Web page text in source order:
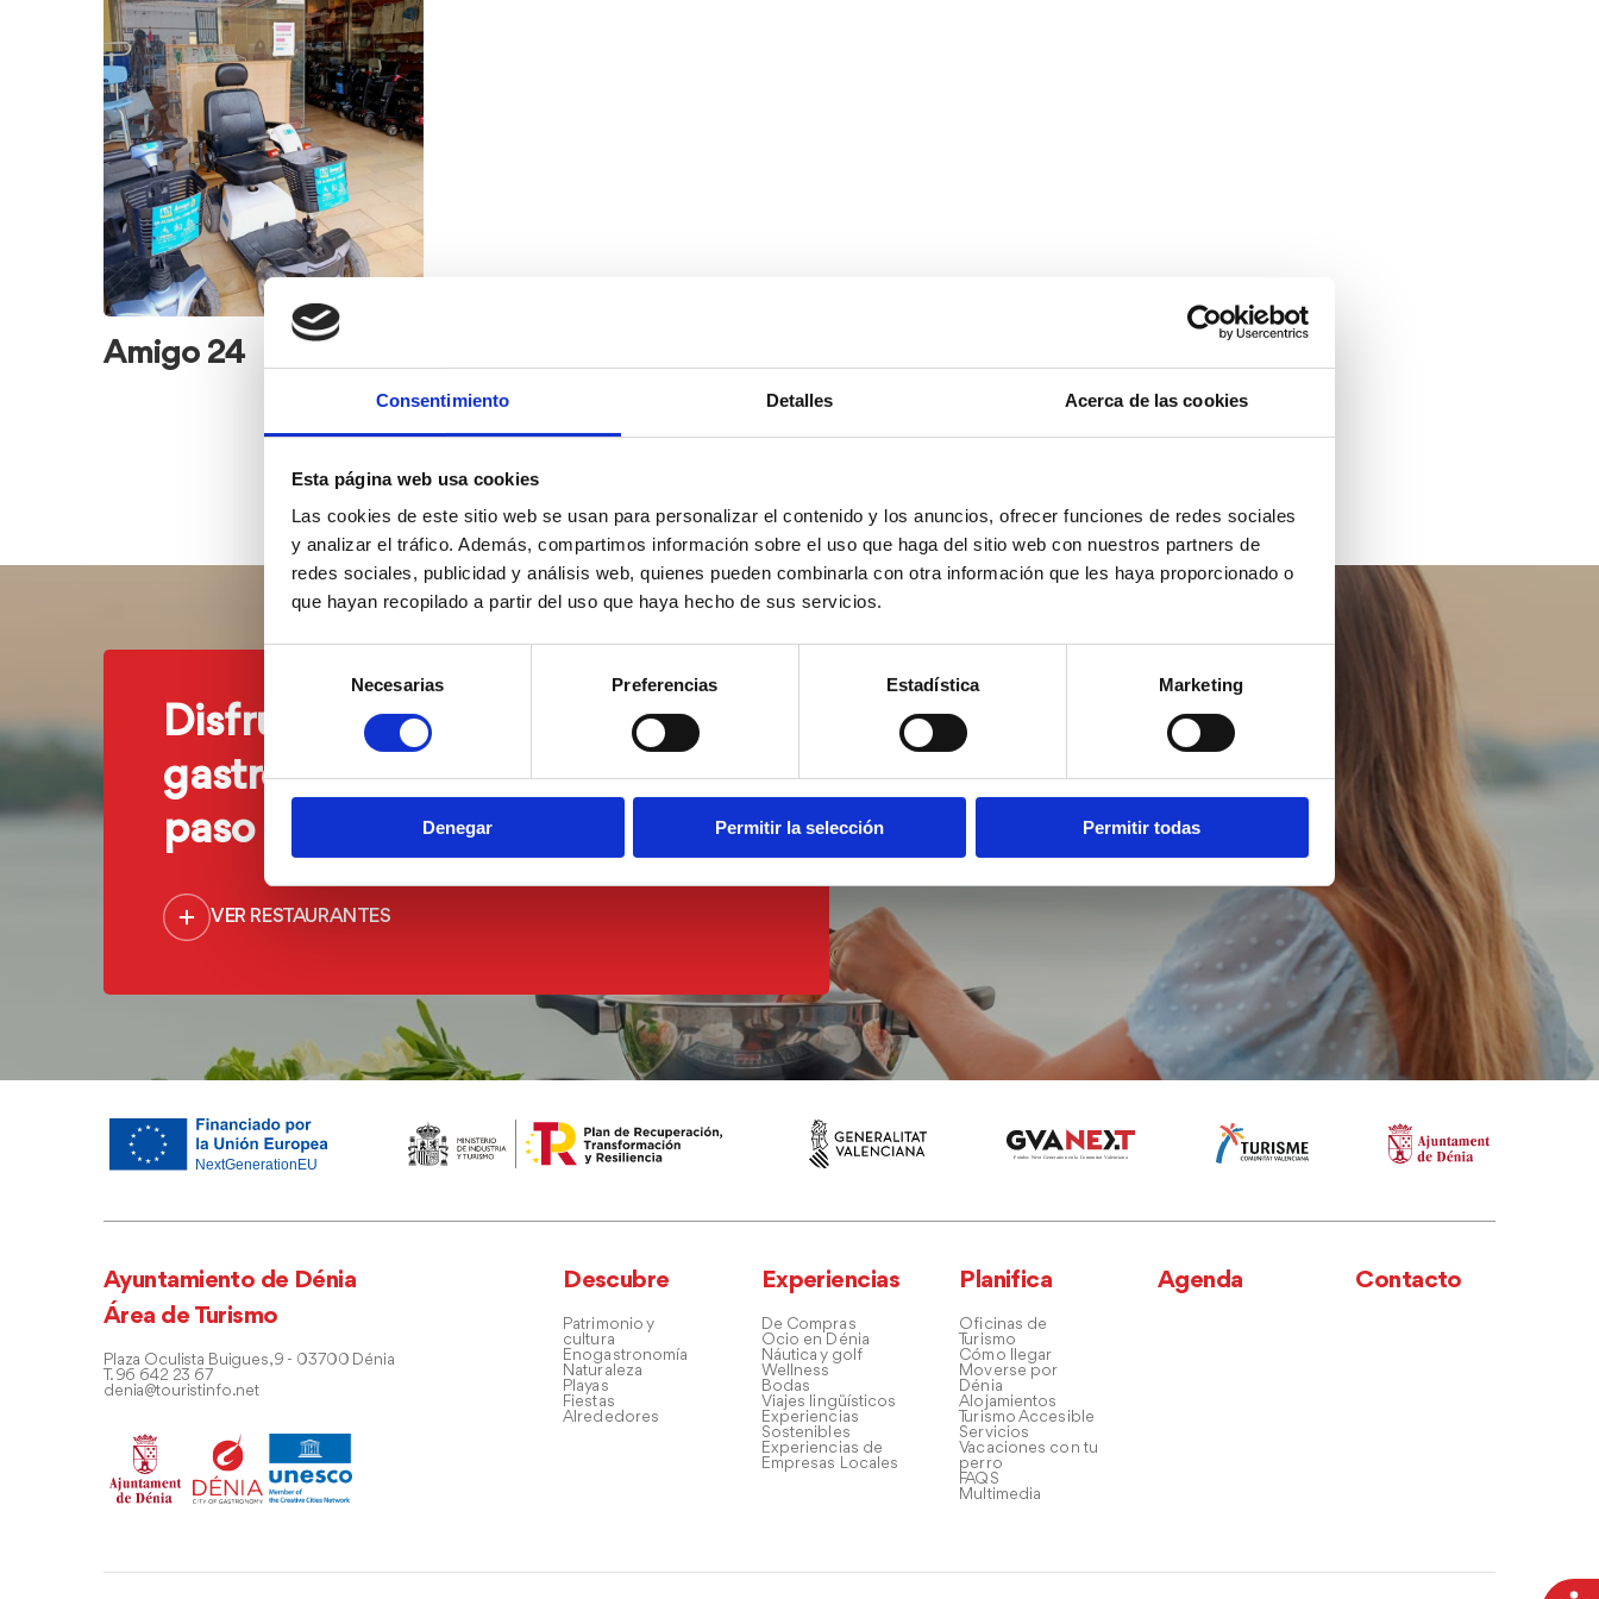
Consentimiento Detalles Acerca de las cookies
Esta página web usa cookies
Las cookies de este sitio web se usan para personalizar el contenido y los anuncios, ofrecer funciones de redes sociales
y analizar el tráfico. Además, compartimos información sobre el uso que haga del sitio web con nuestros partners de
redes sociales, publicidad y análisis web, quienes pueden combinarla con otra información que les haya proporcionado o
que hayan recopilado a partir del uso que haya hecho de sus servicios.
consentimiento
Necesarias Preferencias Estadística Marketing
Denegar Permitir la selección Permitir todas
vehículos
para
personas
con
movilidad
reducida
Amigo 24
Disfruta de nuestra
gastronomía a un solo
paso del mar
VER RESTAURANTES
Ayuntamiento de Dénia
Área de Turismo
Plaza Oculista Buigues, 9 - 03700 Dénia
T. 96 642 23 67
denia@touristinfo.net
Descubre
Patrimonio y
cultura
Enogastronomía
Naturaleza
Playas
Fiestas
Alrededores
Experiencias
De Compras
Ocio en Dénia
Náutica y golf
Wellness
Bodas
Viajes lingüísticos
Experiencias
Sostenibles
Experiencias de
Empresas Locales
Planifica
Oficinas de
Turismo
Cómo llegar
Moverse por
Dénia
Alojamientos
Turismo Accesible
Servicios
Vacaciones con tu
perro
FAQS
Multimedia
Agenda Contacto